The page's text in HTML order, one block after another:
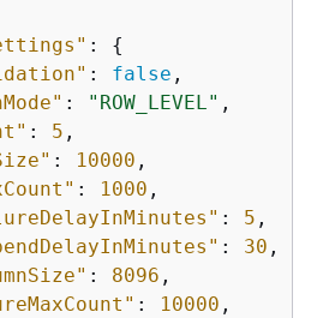
: {
: false ,
: "ROW_LEVEL" ,
: 5 ,
: 10000 ,
: 1000 ,
: 5 ,
: 30 ,
: 8096 ,
: 10000 ,